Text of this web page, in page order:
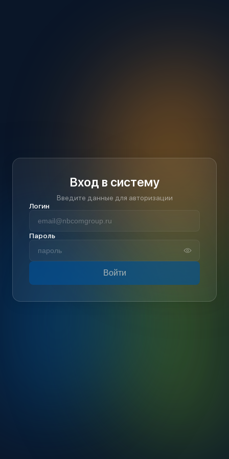
Вход в систему
Введите данные для авторизации
Логин
Пароль
Войти